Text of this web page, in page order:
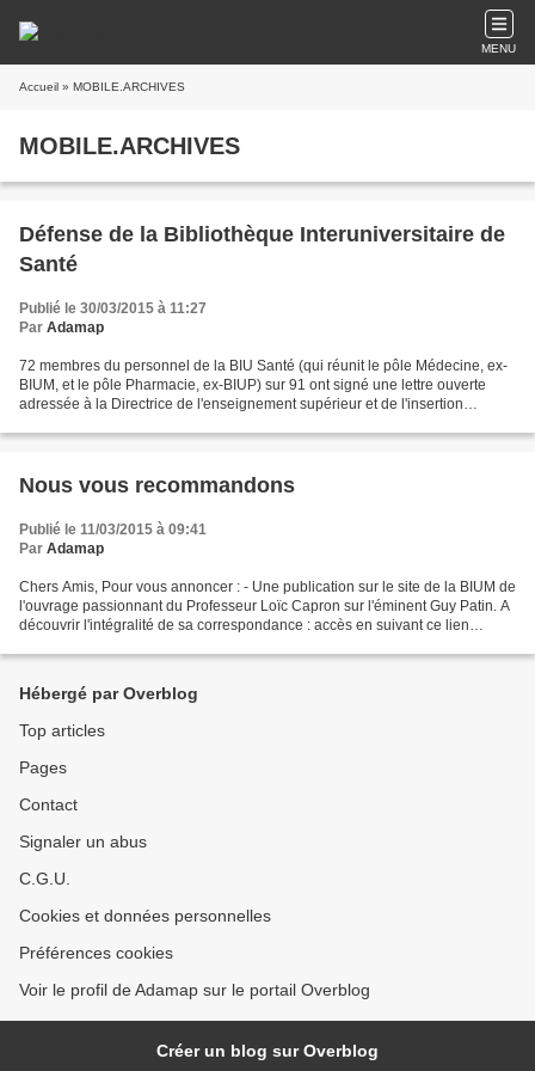
MENU
Accueil » MOBILE.ARCHIVES
MOBILE.ARCHIVES
Défense de la Bibliothèque Interuniversitaire de
Santé
Publié le 30/03/2015 à 11:27
Par Adamap
72 membres du personnel de la BIU Santé (qui réunit le pôle Médecine, ex-
BIUM, et le pôle Pharmacie, ex-BIUP) sur 91 ont signé une lettre ouverte
adressée à la Directrice de l'enseignement supérieur et de l'insertion
Nous vous recommandons
Publié le 11/03/2015 à 09:41
Par Adamap
Chers Amis, Pour vous annoncer : - Une publication sur le site de la BIUM de
l'ouvrage passionnant du Professeur Loïc Capron sur l'éminent Guy Patin. A
découvrir l'intégralité de sa correspondance : accès en suivant ce lien
Hébergé par Overblog
Top articles
Pages
Contact
Signaler un abus
C.G.U.
Cookies et données personnelles
Préférences cookies
Voir le profil de Adamap sur le portail Overblog
Créer un blog sur Overblog